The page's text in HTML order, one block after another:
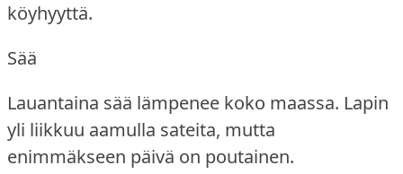
köyhyyttä.
Sää
Lauantaina sää lämpenee koko maassa. Lapin
yli liikkuu aamulla sateita, mutta
enimmäkseen päivä on poutainen.